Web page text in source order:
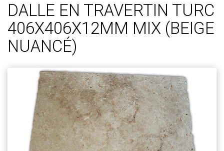
DALLE EN TRAVERTIN TURC
406X406X12MM MIX (BEIGE
NUANCÉ)